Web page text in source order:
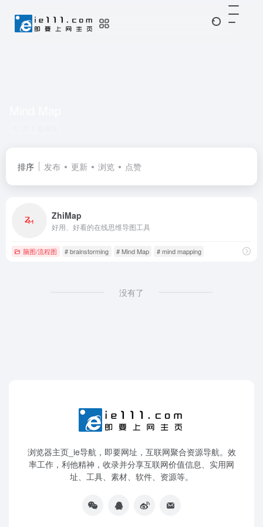
排序 发布 更新 浏览 点赞
ZhiMap
好用、好看的在线思维导图工具
脑图/流程图 # brainstorming # Mind Map # mind mapping
没有了
浏览器主页_ie导航，即要网址，互联网聚合资源导航。效
率工作，利他精神，收录并分享互联网价值信息、实用网
址、工具、素材、软件、资源等。